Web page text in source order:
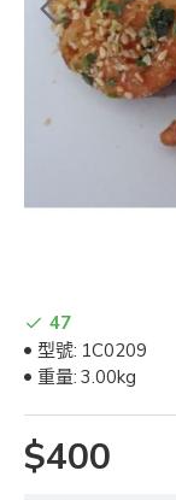
$400
47
型號: 1C0209
重量: 3.00kg